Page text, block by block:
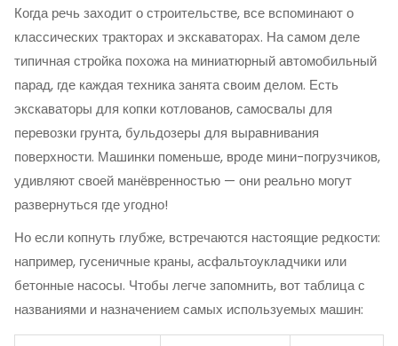
Когда речь заходит о строительстве, все вспоминают о
классических тракторах и экскаваторах. На самом деле
типичная стройка похожа на миниатюрный автомобильный
парад, где каждая техника занята своим делом. Есть
экскаваторы для копки котлованов, самосвалы для
перевозки грунта, бульдозеры для выравнивания
поверхности. Машинки поменьше, вроде мини-погрузчиков,
удивляют своей манёвренностью — они реально могут
развернуться где угодно!
Но если копнуть глубже, встречаются настоящие редкости:
например, гусеничные краны, асфальтоукладчики или
бетонные насосы. Чтобы легче запомнить, вот таблица с
названиями и назначением самых используемых машин: